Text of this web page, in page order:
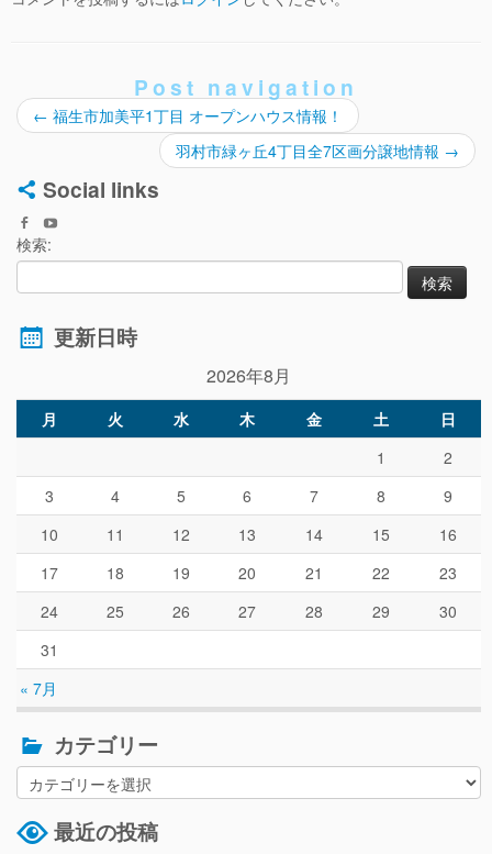
Post navigation
← 福生市加美平1丁目 オープンハウス情報！
羽村市緑ヶ丘4丁目全7区画分譲地情報 →
Social links
検索:
更新日時
2026年8月
月 火 水 木 金 土 日
« 7月
1
2
3
4 5 6 7 8
9
10
11 12 13 14 15
16
17
18 19 20 21 22
23
24
25 26 27 28 29
30
31
カテゴリー
最近の投稿